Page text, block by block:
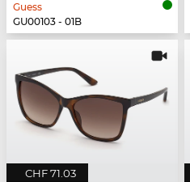
Guess
GU00103 - 01B
CHF 71.03